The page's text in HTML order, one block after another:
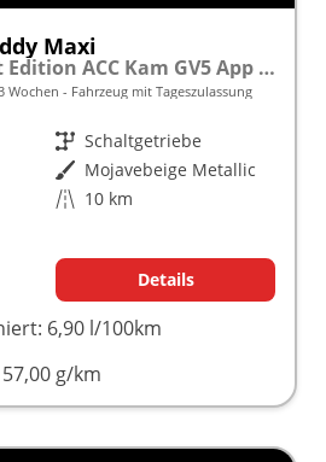
Maxi
Basis 1.5TSI Sport Edition ACC Kam GV5 App AHK Reling
3 Wochen Fahrzeug mit Tageszulassung
Getriebe Schaltgetriebe
Außenfarbe Mojavebeige Metallic
Kilometerstand 10 km
Details
6,90 l/100km
g/km